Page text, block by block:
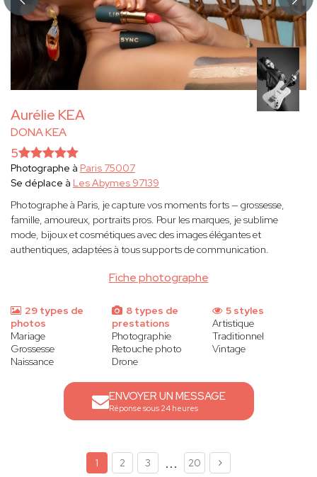
Aurélie KEA
DONA KEA
Fiche photographe
5
Photographe à Paris 75007
Se déplace à Les Abymes 97139
Photographe à Paris, je capture vos moments forts — grossesse,
famille, amoureux, portraits pros. Pour les marques, je sublime
mode, bijoux et cosmétiques avec des images élégantes et
authentiques, adaptées à tous supports de communication.
29 types de
photos
Mariage
Grossesse
Naissance
8 types de
prestations
Photographie
Retouche photo
Drone
5 styles
Artistique
Traditionnel
Vintage
ENVOYER UN MESSAGE
Réponse sous 24 heures
1 2 3 ... 20